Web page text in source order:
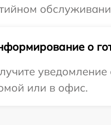
о
уведомление
или в офис.